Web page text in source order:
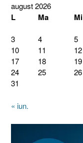
august 2026
L Ma Mi
3
4 5
10
11 12
17
18 19
24
25 26
31
« iun.